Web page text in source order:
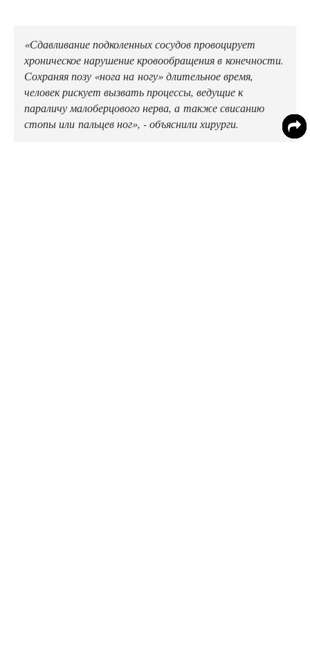
«Сдавливание подколенных сосудов провоцирует
хроническое нарушение кровообращения в конечности.
Сохраняя позу «нога на ногу» длительное время,
человек рискует вызвать процессы, ведущие к
параличу малоберцового нерва, а также свисанию
стопы или пальцев ног», - объяснили хирурги.